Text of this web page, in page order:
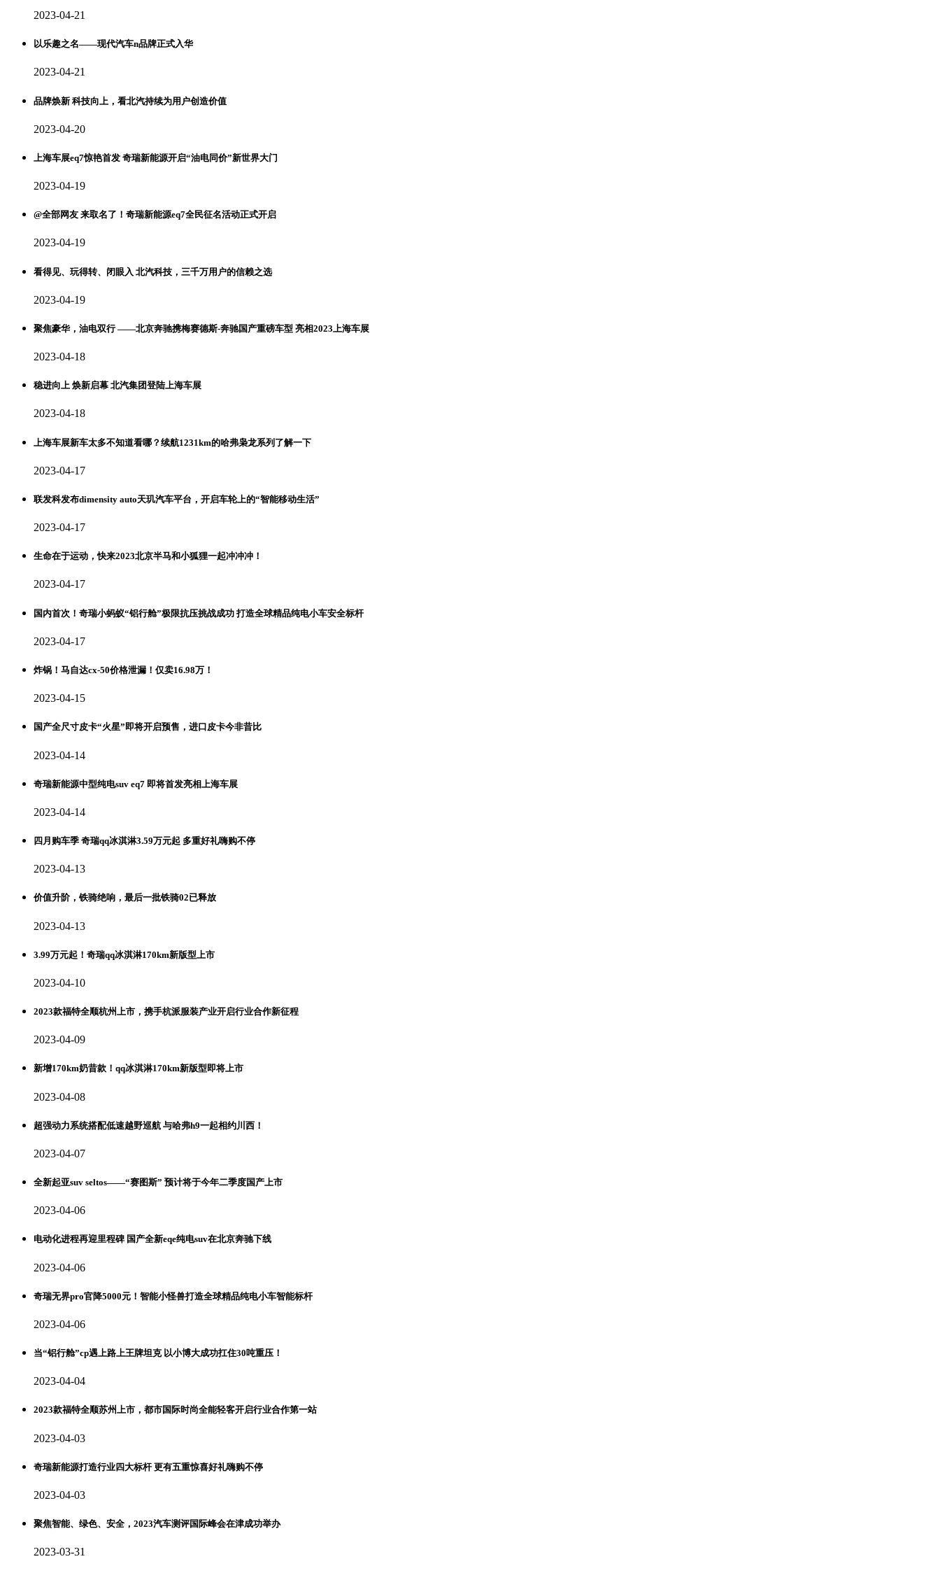
2023-04-21
以乐趣之名——现代汽车n品牌正式入华
2023-04-21
品牌焕新 科技向上，看北汽持续为用户创造价值
2023-04-20
上海车展eq7惊艳首发 奇瑞新能源开启“油电同价”新世界大门
2023-04-19
@全部网友 来取名了！奇瑞新能源eq7全民征名活动正式开启
2023-04-19
看得见、玩得转、闭眼入 北汽科技，三千万用户的信赖之选
2023-04-19
聚焦豪华，油电双行 ——北京奔驰携梅赛德斯-奔驰国产重磅车型 亮相2023上海车展
2023-04-18
稳进向上 焕新启幕 北汽集团登陆上海车展
2023-04-18
上海车展新车太多不知道看哪？续航1231km的哈弗枭龙系列了解一下
2023-04-17
联发科发布dimensity auto天玑汽车平台，开启车轮上的“智能移动生活”
2023-04-17
生命在于运动，快来2023北京半马和小狐狸一起冲冲冲！
2023-04-17
国内首次！奇瑞小蚂蚁“铝行舱”极限抗压挑战成功 打造全球精品纯电小车安全标杆
2023-04-17
炸锅！马自达cx-50价格泄漏！仅卖16.98万！
2023-04-15
国产全尺寸皮卡“火星”即将开启预售，进口皮卡今非昔比
2023-04-14
奇瑞新能源中型纯电suv eq7 即将首发亮相上海车展
2023-04-14
四月购车季 奇瑞qq冰淇淋3.59万元起 多重好礼嗨购不停
2023-04-13
价值升阶，铁骑绝响，最后一批铁骑02已释放
2023-04-13
3.99万元起！奇瑞qq冰淇淋170km新版型上市
2023-04-10
2023款福特全顺杭州上市，携手杭派服装产业开启行业合作新征程
2023-04-09
新增170km奶昔款！qq冰淇淋170km新版型即将上市
2023-04-08
超强动力系统搭配低速越野巡航 与哈弗h9一起相约川西！
2023-04-07
全新起亚suv seltos——“赛图斯” 预计将于今年二季度国产上市
2023-04-06
电动化进程再迎里程碑 国产全新eqe纯电suv在北京奔驰下线
2023-04-06
奇瑞无界pro官降5000元！智能小怪兽打造全球精品纯电小车智能标杆
2023-04-06
当“铝行舱”cp遇上路上王牌坦克 以小博大成功扛住30吨重压！
2023-04-04
2023款福特全顺苏州上市，都市国际时尚全能轻客开启行业合作第一站
2023-04-03
奇瑞新能源打造行业四大标杆 更有五重惊喜好礼嗨购不停
2023-04-03
聚焦智能、绿色、安全，2023汽车测评国际峰会在津成功举办
2023-03-31